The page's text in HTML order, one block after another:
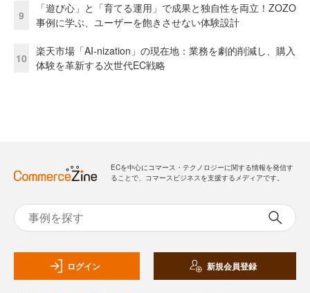
9
「遊び心」と「育てる運用」で成果と独自性を両立！ZOZO
事例に学ぶ、ユーザーを飽きさせない体験設計
10
楽天市場「AI-nization」の現在地：業務を劇的削減し、購入
体験を革新する次世代EC戦略
ECを中心にコマース・テクノロジーに関する情報を発信す
ることで、コマースビジネスを支援するメディアです。
ログイン 新規会員登録